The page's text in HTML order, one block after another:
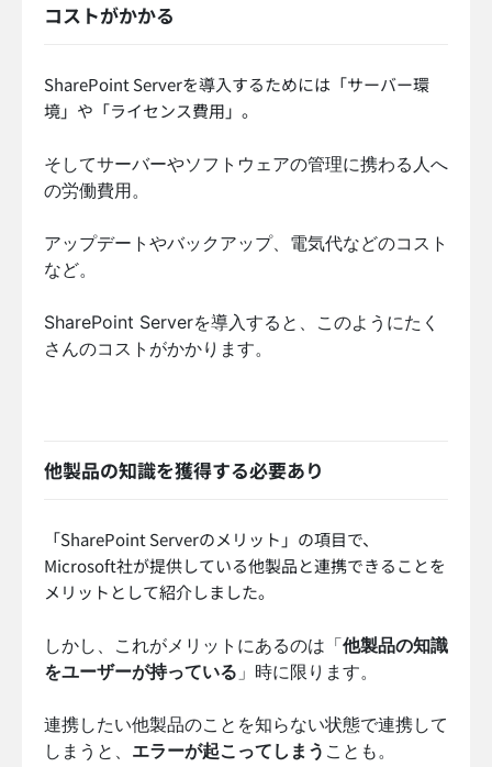
コストがかかる
SharePoint Serverを導入するためには「サーバー環
境」や「ライセンス費用」。
そしてサーバーやソフトウェアの管理に携わる人へ
の労働費用。
アップデートやバックアップ、電気代などのコスト
など。
SharePoint Serverを導入すると、このようにたく
さんのコストがかかります。
他製品の知識を獲得する必要あり
「SharePoint Serverのメリット」の項目で、
Microsoft社が提供している他製品と連携できることを
メリットとして紹介しました。
しかし、これがメリットにあるのは「他製品の知識
をユーザーが持っている 」時に限ります。
連携したい他製品のことを知らない状態で連携して
しまうと、 エラーが起こってしまう ことも。